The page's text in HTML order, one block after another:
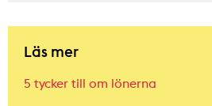
Läs mer
5 tycker till om lönerna